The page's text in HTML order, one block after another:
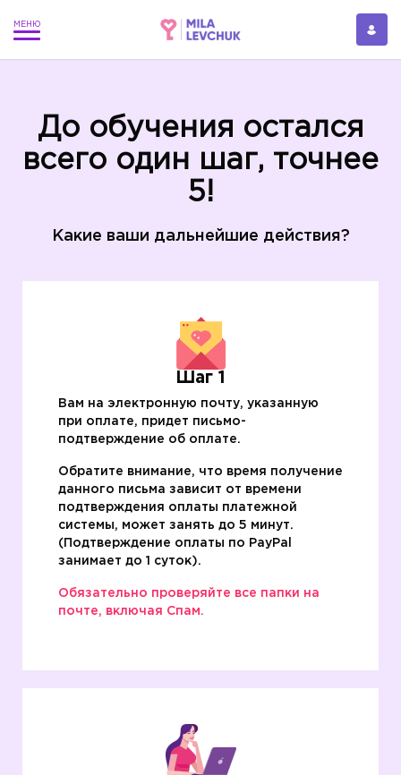
До обучения остался
всего один шаг, точнее
5!
Какие ваши дальнейшие действия?
Шаг 1
Вам на электронную почту, указанную
при оплате, придет письмо-
подтверждение об оплате.
Обратите внимание, что время получение
данного письма зависит от времени
подтверждения оплаты платежной
системы, может занять до 5 минут.
(Подтверждение оплаты по PаyPal
занимает до 1 суток).
Обязательно проверяйте все папки на
почте, включая Спам.